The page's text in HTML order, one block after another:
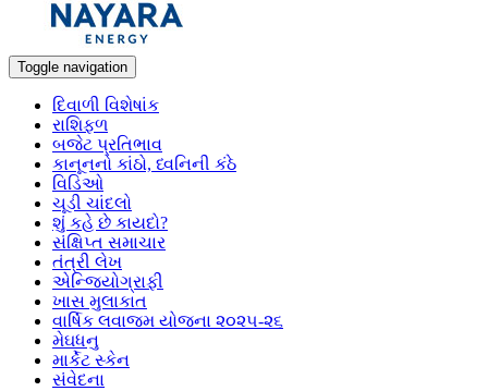
Toggle navigation
દિવાળી વિશેષાંક
રાશિફળ
બજેટ પ્રતિભાવ
કાનૂનનો કાંઠો, ધ્વનિની કંઠે
વિડિઓ
ચૂડી ચાંદલો
શું કહે છે કાયદો?
સંક્ષિપ્ત સમાચાર
તંત્રી લેખ
એન્જિયોગ્રાફી
ખાસ મુલાકાત
વાર્ષિક લવાજમ યોજના ૨૦૨૫-૨૬
મેઘધનુ
માર્કેટ સ્કેન
સંવેદના